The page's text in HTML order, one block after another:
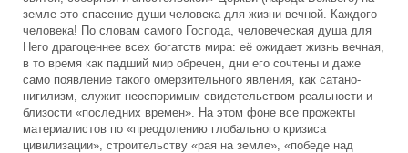
земле это спасение души человека для жизни вечной. Каждого
человека! По словам самого Господа, человеческая душа для
Него драгоценнее всех богатств мира: её ожидает жизнь вечная,
в то время как падший мир обречен, дни его сочтены и даже
само появление такого омерзительного явления, как сатано-
нигилизм, служит неоспоримым свидетельством реальности и
близости «последних времен». На этом фоне все прожекты
материалистов по «преодолению глобального кризиса
цивилизации», строительству «рая на земле», «победе над